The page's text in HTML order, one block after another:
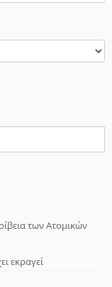
των Ατομικών
εκραγεί